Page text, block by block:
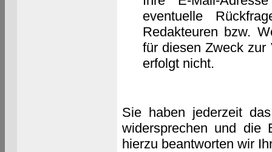
eventuelle
Redakteuren bzw.
für diesen Zweck zur
erfolgt nicht.
Sie haben jederzeit
widersprechen und die
hierzu beantworten wir